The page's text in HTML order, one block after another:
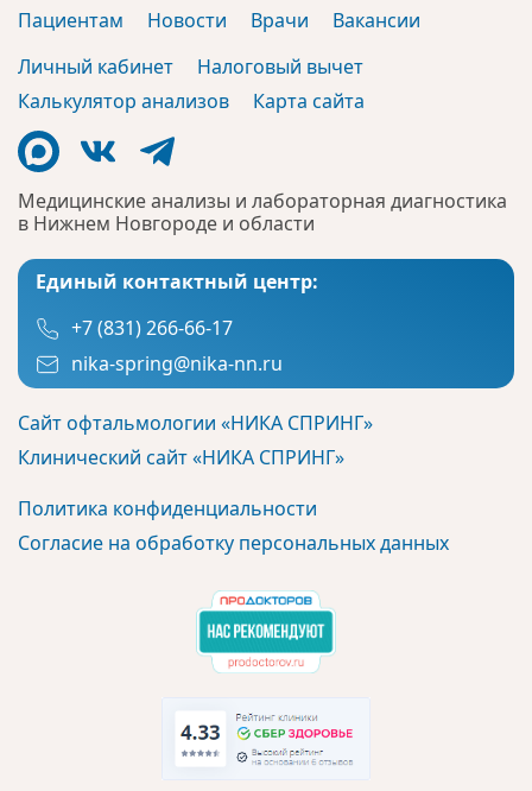
Медицинские анализы и лабораторная диагностика
в Нижнем Новгороде и области
Единый контактный центр:
+7 (831) 266-66-17
nika-spring@nika-nn.ru
Сайт офтальмологии «НИКА СПРИНГ»
Клинический сайт «НИКА СПРИНГ»
Политика конфиденциальности
Согласие на обработку персональных данных
Пациентам
Новости Врачи
Вакансии
Личный кабинет
Налоговый вычет
Калькулятор анализов
Карта сайта